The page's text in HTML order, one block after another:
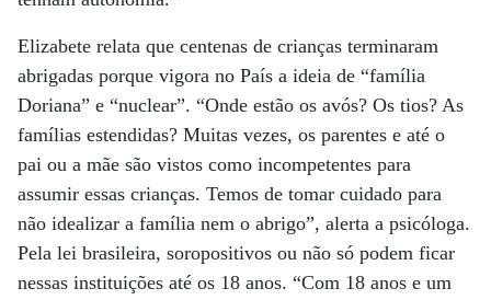
Elizabete relata que centenas de crianças terminaram
abrigadas porque vigora no País a ideia de “família
Doriana” e “nuclear”. “Onde estão os avós? Os tios? As
famílias estendidas? Muitas vezes, os parentes e até o
pai ou a mãe são vistos como incompetentes para
assumir essas crianças. Temos de tomar cuidado para
não idealizar a família nem o abrigo”, alerta a psicóloga.
Pela lei brasileira, soropositivos ou não só podem ficar
nessas instituições até os 18 anos. “Com 18 anos e um